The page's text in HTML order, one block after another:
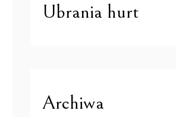
Ubrania hurt
Archiwa